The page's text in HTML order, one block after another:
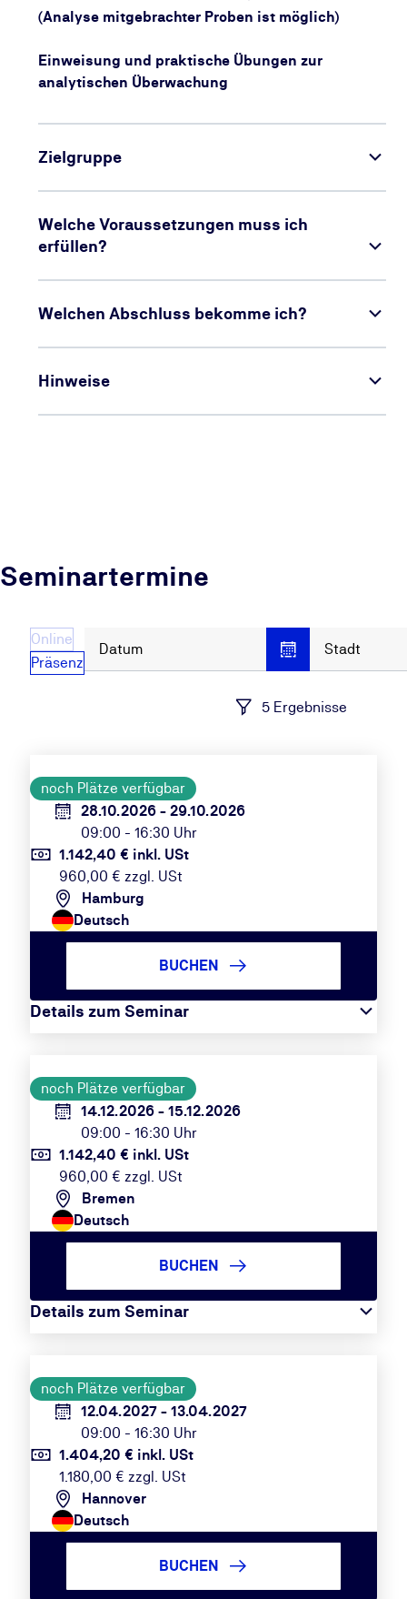
(Analyse mitgebrachter Proben ist möglich)
Einweisung und praktische Übungen zur
analytischen Überwachung
Zielgruppe
Welche Voraussetzungen muss ich
erfüllen?
Welchen Abschluss bekomme ich?
Hinweise
Seminartermine
Online
Präsenz
Datum Stadt
5 Ergebnisse
noch Plätze verfügbar
28.10.2026 - 29.10.2026
09:00 - 16:30 Uhr
1.142,40 € inkl. USt
960,00 € zzgl. USt
Hamburg
Deutsch
Details zum Seminar
BUCHEN
noch Plätze verfügbar
14.12.2026 - 15.12.2026
09:00 - 16:30 Uhr
1.142,40 € inkl. USt
960,00 € zzgl. USt
Bremen
Deutsch
Details zum Seminar
BUCHEN
noch Plätze verfügbar
12.04.2027 - 13.04.2027
09:00 - 16:30 Uhr
1.404,20 € inkl. USt
1.180,00 € zzgl. USt
Hannover
Deutsch
BUCHEN